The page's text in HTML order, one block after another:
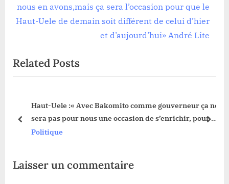
s
P
t
:
t
P
t
:
nous en avons,mais ça sera l’occasion pour que le
Haut-Uele de demain soit différent de celui d’hier
et d’aujourd’hui» André Lite
Related Posts
Haut-Uele :« Avec Bakomito comme gouverneur ça ne
sera pas pour nous une occasion de s’enrichir, pour se
taper des maisons encore que nous en avons,mais ça
Politique
prev next
Laisser un commentaire